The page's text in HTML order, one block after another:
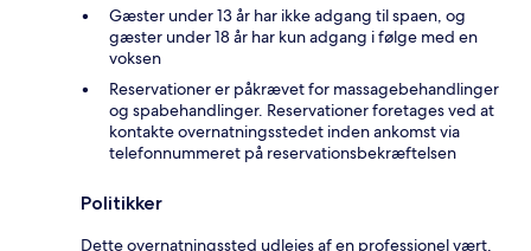
Gæster under 13 år har ikke adgang til spaen, og
gæster under 18 år har kun adgang i følge med en
voksen
Reservationer er påkrævet for massagebehandlinger
og spabehandlinger. Reservationer foretages ved at
kontakte overnatningsstedet inden ankomst via
telefonnummeret på reservationsbekræftelsen
Politikker
Dette overnatningssted udlejes af en professionel vært,